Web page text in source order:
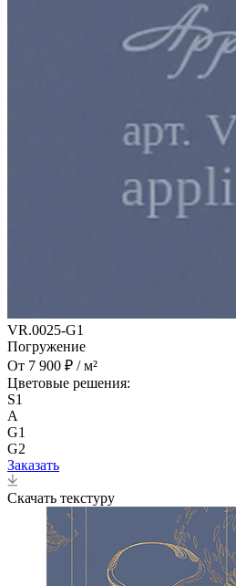
VR.0025-G1
Погружение
От 7 900 ₽ / м²
Цветовые решения:
S1
A
G1
G2
Заказать
Скачать текстуру